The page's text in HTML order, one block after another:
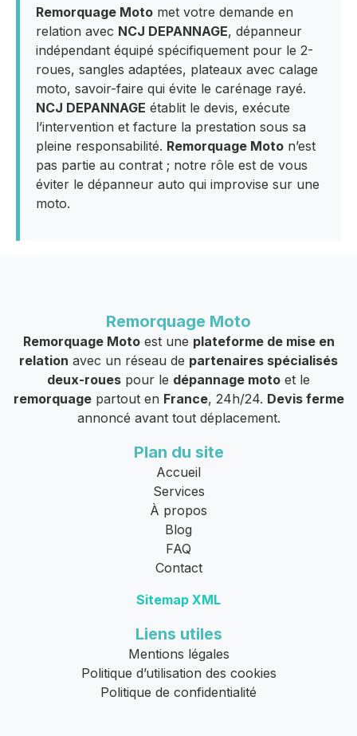
Remorquage Moto met votre demande en
relation avec NCJ DEPANNAGE, dépanneur
indépendant équipé spécifiquement pour le 2-
roues, sangles adaptées, plateaux avec calage
moto, savoir-faire qui évite le carénage rayé.
NCJ DEPANNAGE établit le devis, exécute
l’intervention et facture la prestation sous sa
pleine responsabilité. Remorquage Moto n’est
pas partie au contrat ; notre rôle est de vous
éviter le dépanneur auto qui improvise sur une
moto.
Remorquage Moto
Remorquage Motoest une plateforme de mise en
relation avec un réseau de partenaires spécialisés
deux-roues pour le dépannage moto et le
remorquagepartout en France, 24h/24. Devis ferme
annoncé avant tout déplacement.
Plan du site
Accueil
Services
À propos
Blog
FAQ
Contact
Sitemap XML
Liens utiles
Mentions légales
Politique d’utilisation des cookies
Politique de confidentialité